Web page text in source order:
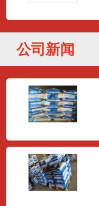
公司新闻